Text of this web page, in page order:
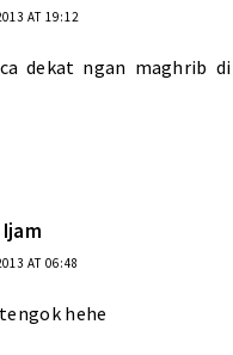
AT 19:12
dekat ngan maghrib
AT 06:48
hehe